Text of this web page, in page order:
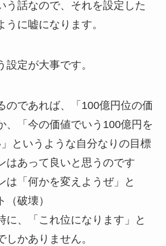
う話なので、それを設定した
に嘘になります。
定が大事です。
であれば、「100億円位の価
、「今の価値でいう100億円を
というような自分なりの目標
はあって良いと思うのです
は「何かを変えようぜ」と
破壊）
に、「これ位になります」と
かありません。